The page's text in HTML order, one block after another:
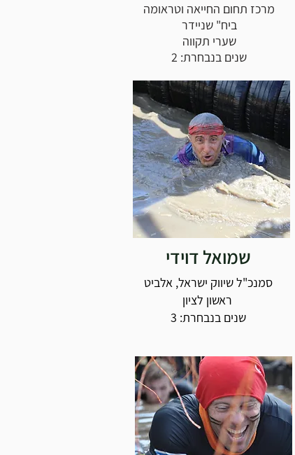
מרכז תחום החייאה וטראומה
ביח" שניידר
שערי תקווה
שנים בנבחרת: 2
שמואל דוידי
סמנכ"ל שיווק ישראל, אלביט
שנים בנבחרת: 3